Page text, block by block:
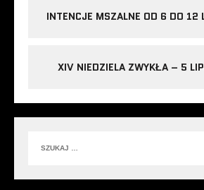
INTENCJE MSZALNE OD 6 DO 12
XIV NIEDZIELA ZWYKŁA – 5